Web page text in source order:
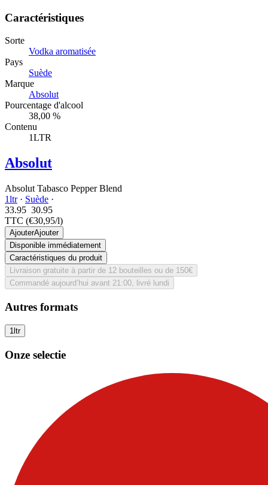
Caractéristiques
Sorte
Vodka aromatisée
Pays
Suède
Marque
Absolut
Pourcentage d'alcool
38,00 %
Contenu
1LTR
Absolut
Absolut Tabasco Pepper Blend
1ltr· Suède ·
33.95 30.95
TTC (€30,95/l)
AjouterAjouter
Disponible immédiatement
Caractéristiques du produit
Livraison gratuite à partir de 12 bouteilles ou de 150€
Commandé aujourd’hui avant 21:00, livré lundi
Autres formats
1ltr
Onze selectie